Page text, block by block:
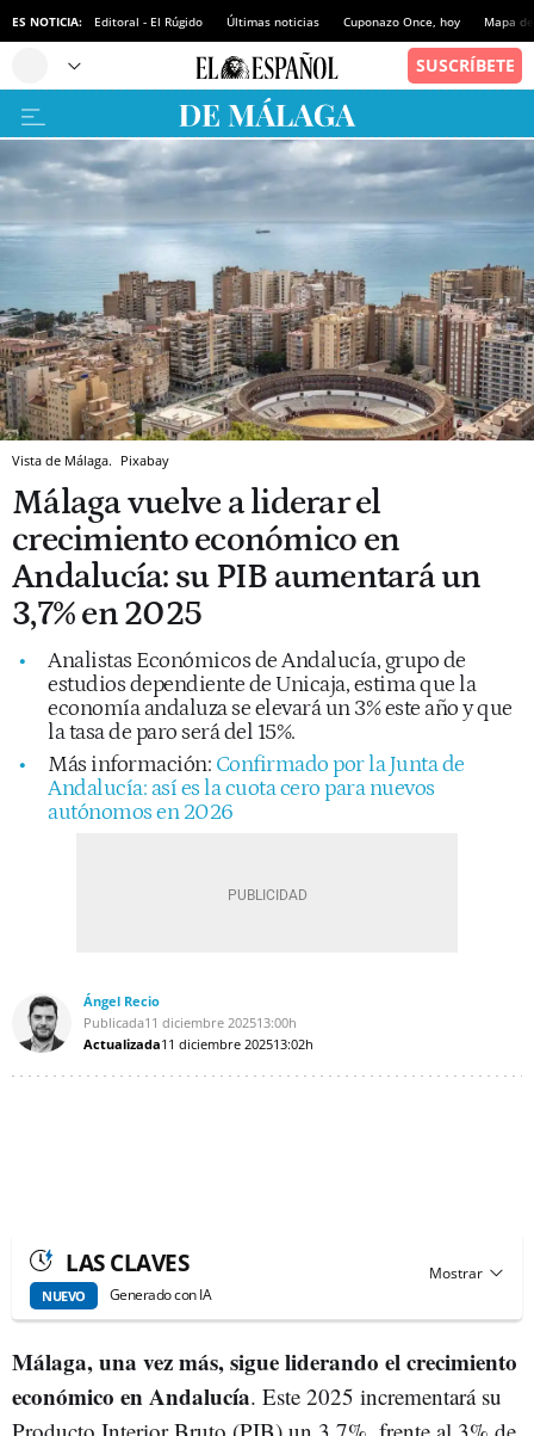
ES NOTICIA: Editoral - El Rúgido Últimas noticias Cuponazo Once, hoy Mapa
Vista de Málaga. Pixabay
Málaga vuelve a liderar el
crecimiento económico en
Andalucía: su PIB aumentará un
3,7% en 2025
Analistas Económicos de Andalucía, grupo de
estudios dependiente de Unicaja, estima que la
economía andaluza se elevará un 3% este año y que
la tasa de paro será del 15%.
Más información: Confirmado por la Junta de
Andalucía: así es la cuota cero para nuevos
autónomos en 2026
Ángel Recio
Publicada11 diciembre 202513:00h
Actualizada11 diciembre 202513:02h
LAS CLAVES
NUEVO Generado con IA
Málaga, una vez más, sigue liderando el crecimiento
económico en Andalucía. Este 2025 incrementará su